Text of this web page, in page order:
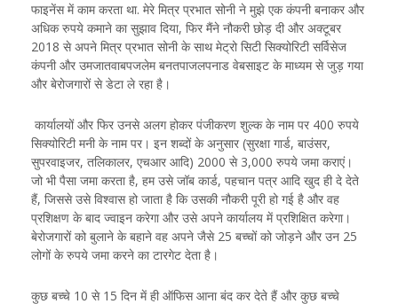
फाइनेंस में काम करता था. मेरे मित्र प्रभात सोनी ने मुझे एक कंपनी बनाकर और
अधिक रुपये कमाने का सुझाव दिया, फिर मैंने नौकरी छोड़ दी और अक्टूबर
2018 से अपने मित्र प्रभात सोनी के साथ मेट्रो सिटी सिक्योरिटी सर्विसेज
कंपनी और उमजातवाबपजलेम बनतपाजलपनाड वेबसाइट के माध्यम से जुड़ गया
और बेरोजगारों से डेटा ले रहा है।
कार्यालयों और फिर उनसे अलग होकर पंजीकरण शुल्क के नाम पर 400 रुपये
सिक्योरिटी मनी के नाम पर। इन शब्दों के अनुसार (सुरक्षा गार्ड, बाउंसर,
सुपरवाइजर, तलिकालर, एचआर आदि) 2000 से 3,000 रुपये जमा कराएं।
जो भी पैसा जमा करता है, हम उसे जॉब कार्ड, पहचान पत्र आदि खुद ही दे देते
हैं, जिससे उसे विश्वास हो जाता है कि उसकी नौकरी पूरी हो गई है और वह
प्रशिक्षण के बाद ज्वाइन करेगा और उसे अपने कार्यालय में प्रशिक्षित करेगा।
बेरोजगारों को बुलाने के बहाने वह अपने जैसे 25 बच्चों को जोड़ने और उन 25
लोगों के रुपये जमा करने का टारगेट देता है।
कुछ बच्चे 10 से 15 दिन में ही ऑफिस आना बंद कर देते हैं और कुछ बच्चे